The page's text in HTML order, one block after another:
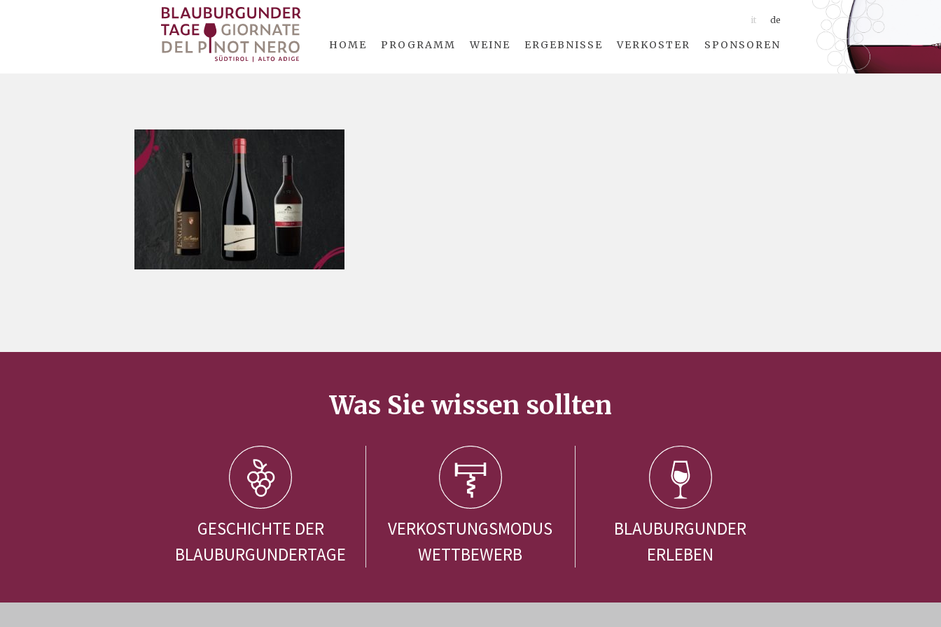
it de
HOME PROGRAMM WEINE ERGEBNISSE VERKOSTER SPONSOREN
Was Sie wissen sollten
GESCHICHTE DER
BLAUBURGUNDERTAGE
VERKOSTUNGSMODUS
WETTBEWERB
BLAUBURGUNDER
ERLEBEN